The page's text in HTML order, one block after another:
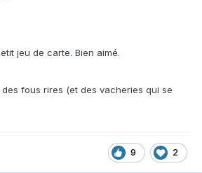
jeu de carte. Bien aimé.
fous rires (et des vacheries qui se
9 2